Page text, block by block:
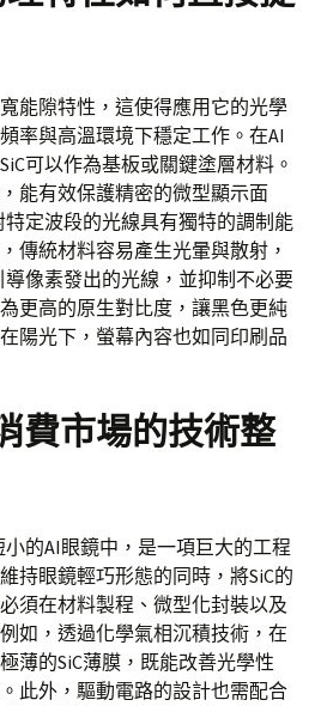
能隙特性，這使得應用它的光學
率與高溫環境下穩定工作。在AI
可以作為基板或關鍵塗層材料。
能有效保護精密的微型顯示面
特定波段的光線具有獨特的調制能
傳統材料容易產生光暈與散射，
導像素發出的光線，並抑制不必要
更高的原生對比度，讓黑色更純
陽光下，螢幕內容也如同印刷品
費市場的技術整
的AI眼鏡中，是一項巨大的工程
持眼鏡輕巧形態的同時，將SiC的
須在材料製程、微型化封裝以及
如，透過化學氣相沉積技術，在
薄的SiC薄膜，既能改善光學性
此外，驅動電路的設計也需配合